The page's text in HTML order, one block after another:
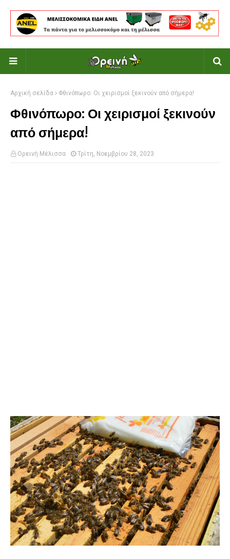
Αρχική σελίδα Φθινόπωρο: Οι χειρισμοί ξεκινούν από σήμερα!
Φθινόπωρο: Οι χειρισμοί ξεκινούν
από σήμερα!
Ορεινή Μέλισσα Τρίτη, Νοεμβρίου 28, 2023